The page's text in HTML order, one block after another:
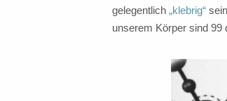
gelegentlich „klebrig“
unserem Körper sind